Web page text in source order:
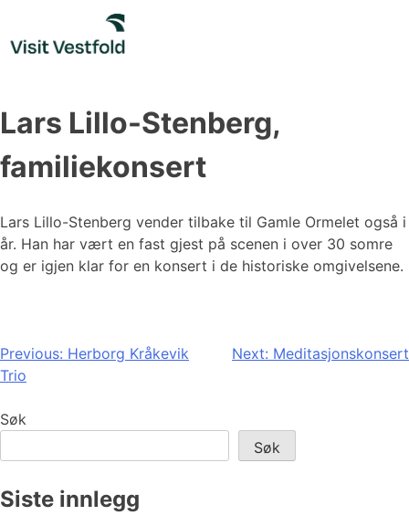
content
Lars Lillo-Stenberg,
familiekonsert
Lars Lillo-Stenberg vender tilbake til Gamle Ormelet også i
år. Han har vært en fast gjest på scenen i over 30 somre
og er igjen klar for en konsert i de historiske omgivelsene.
Innleggsnavigasjon
Previous: Herborg Kråkevik
Trio
Next: Meditasjonskonsert
Søk
Søk
Siste innlegg